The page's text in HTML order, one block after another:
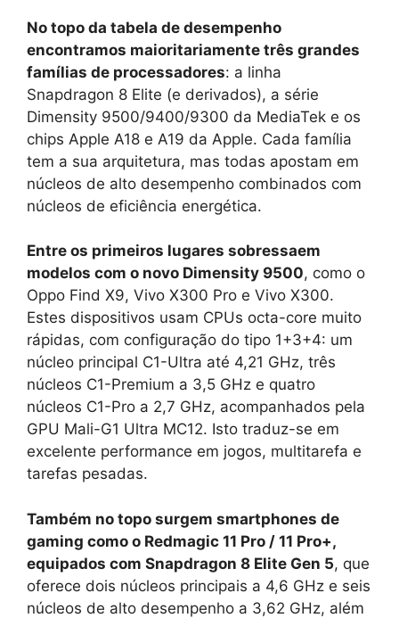
No topo da tabela de desempenho
encontramos maioritariamente três grandes
famílias de processadores: a linha
Snapdragon 8 Elite (e derivados), a série
Dimensity 9500/9400/9300 da MediaTek e os
chips Apple A18 e A19 da Apple. Cada família
tem a sua arquitetura, mas todas apostam em
núcleos de alto desempenho combinados com
núcleos de eficiência energética.
Entre os primeiros lugares sobressaem
modelos com o novo Dimensity 9500, como o
Oppo Find X9, Vivo X300 Pro e Vivo X300.
Estes dispositivos usam CPUs octa-core muito
rápidas, com configuração do tipo 1+3+4: um
núcleo principal C1-Ultra até 4,21 GHz, três
núcleos C1-Premium a 3,5 GHz e quatro
núcleos C1-Pro a 2,7 GHz, acompanhados pela
GPU Mali-G1 Ultra MC12. Isto traduz-se em
excelente performance em jogos, multitarefa e
tarefas pesadas.
Também no topo surgem smartphones de
gaming como o Redmagic 11 Pro / 11 Pro+,
equipados com Snapdragon 8 Elite Gen 5, que
oferece dois núcleos principais a 4,6 GHz e seis
núcleos de alto desempenho a 3,62 GHz, além